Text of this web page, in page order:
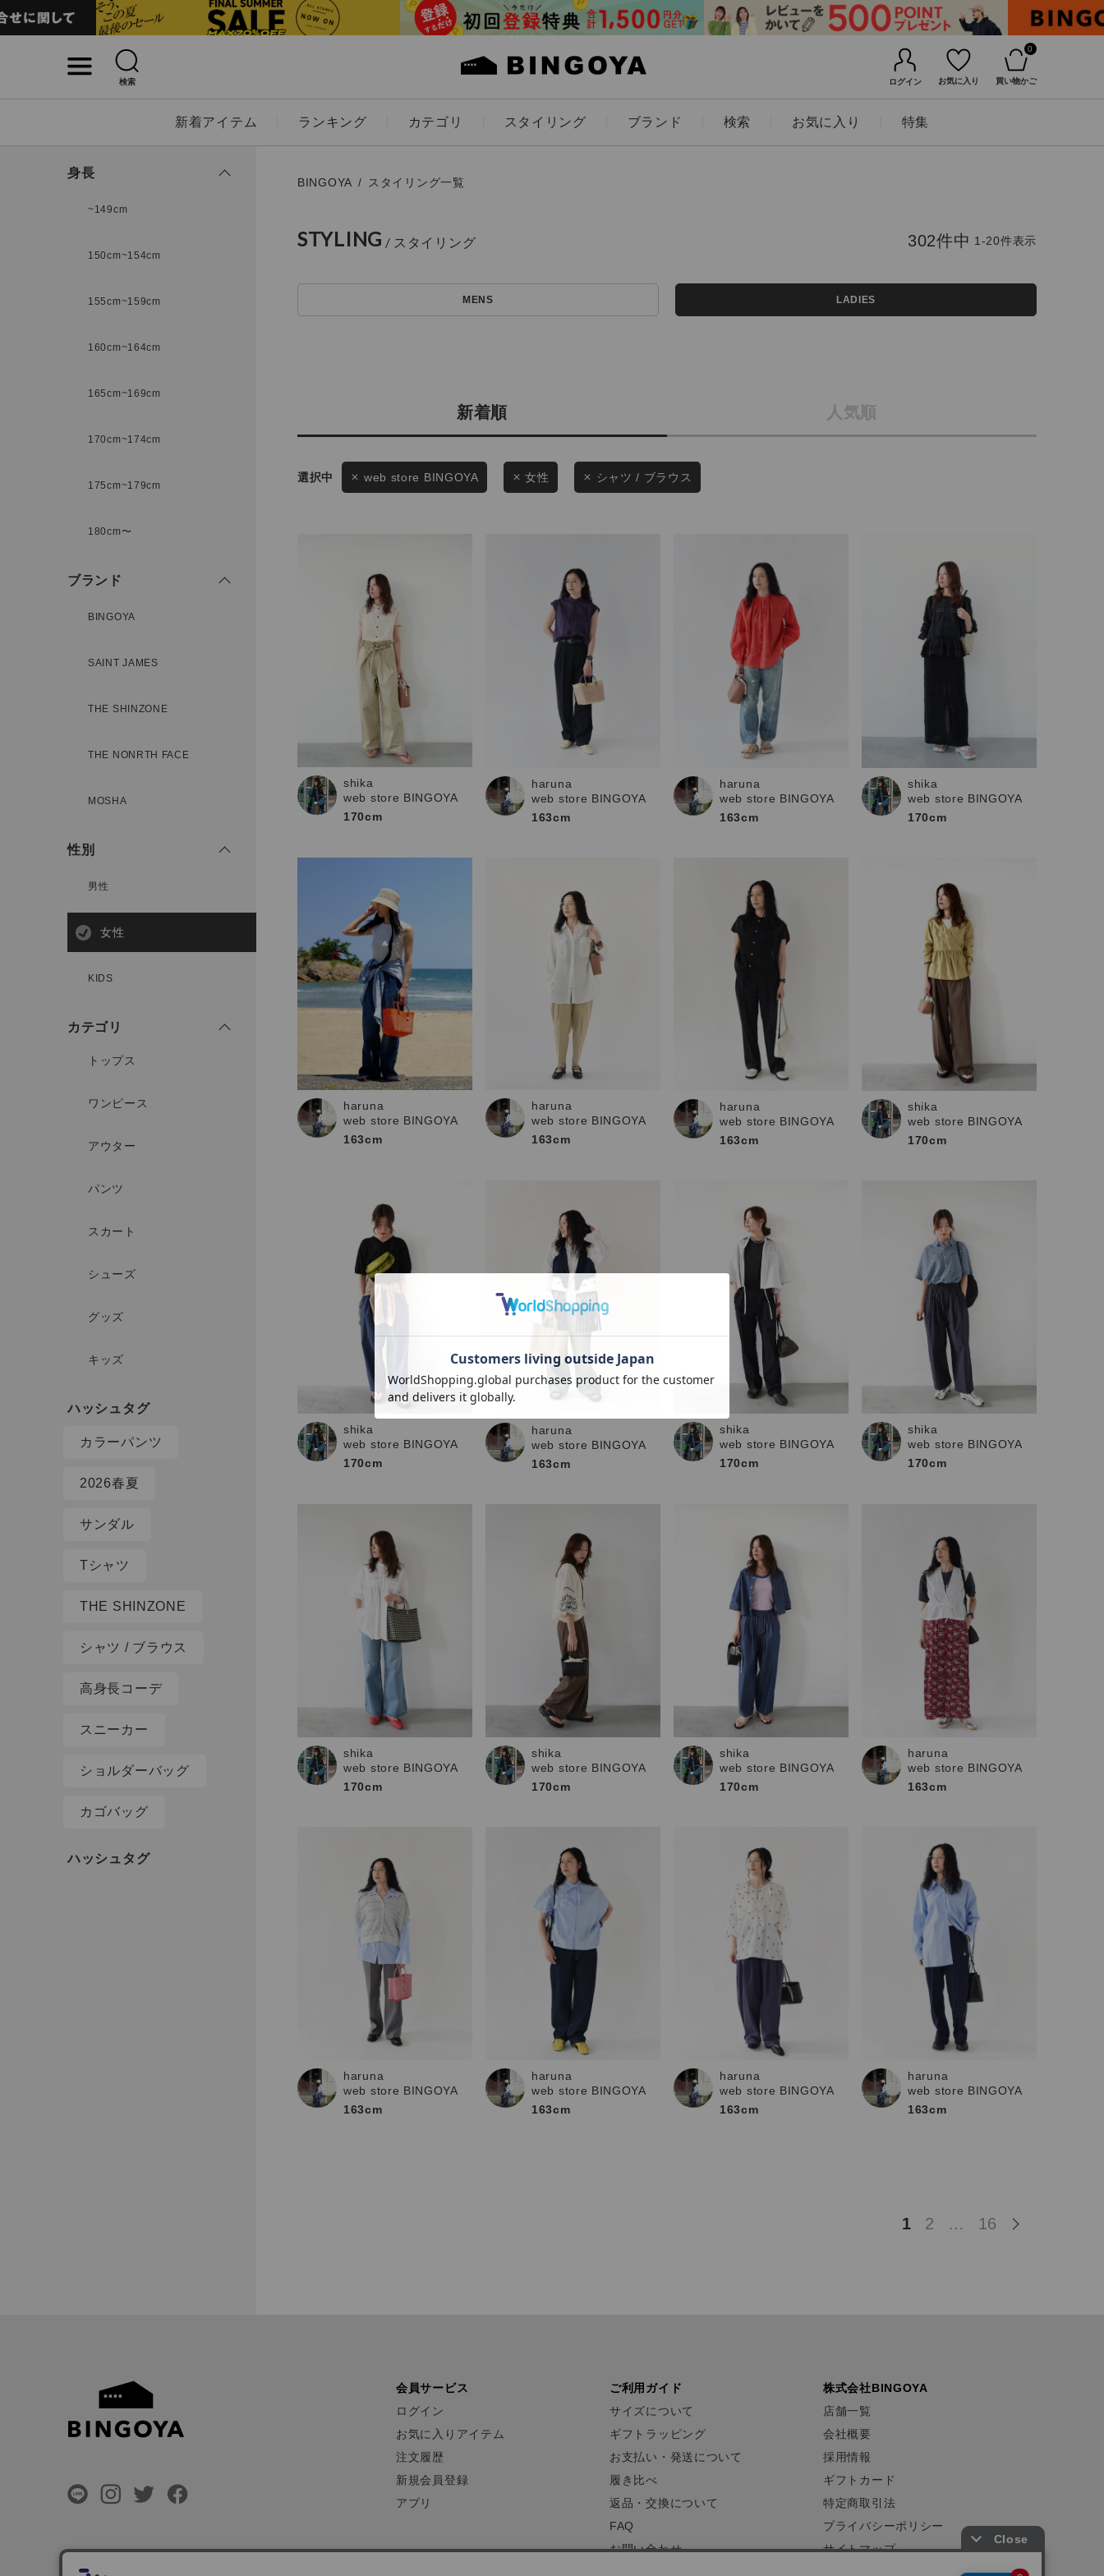
検索 ログイン お気に入り
0
買い物かご
新着アイテム ランキング カテゴリ スタイリング ブランド 検索 お気に入り 特集
条件絞り込み検索
カテゴリから探す
スタイリングから探す
ブランドから探す
店舗一覧
会社概要
お知らせ・ご利用ガイド
お知らせ
ご利用ガイド
ギフトラッピング
お問い合わせ
無料公式アプリダウンロード
キーワード
LADIES KIDS
価格
セール価格
在庫なし含む
この条件で絞り込む
身長
~149cm
150cm~154cm
155cm~159cm
160cm~164cm
165cm~169cm
170cm~174cm
175cm~179cm
180cm〜
ブランド
BINGOYA
SAINT JAMES
THE SHINZONE
THE NONRTH FACE
MOSHA
性別
男性
女性
KIDS
カテゴリ
トップス
ワンピース
アウター
パンツ
スカート
シューズ
グッズ
キッズ
カラーパンツ
2026春夏
サンダル
Tシャツ
THE SHINZONE
シャツ / ブラウス
高身長コーデ
スニーカー
ショルダーバッグ
カゴバッグ
BINGOYA スタイリング一覧
STYLING
MENS LADIES
新着順 人気順
302件中 1-20件表示
web store BINGOYA 女性 シャツ / ブラウス
shika
web store BINGOYA
170cm
haruna
web store BINGOYA
163cm
haruna
web store BINGOYA
163cm
shika
web store BINGOYA
170cm
haruna
web store BINGOYA
163cm
haruna
web store BINGOYA
163cm
haruna
web store BINGOYA
163cm
shika
web store BINGOYA
170cm
shika
web store BINGOYA
170cm
haruna
web store BINGOYA
163cm
shika
web store BINGOYA
170cm
shika
web store BINGOYA
170cm
shika
web store BINGOYA
170cm
shika
web store BINGOYA
170cm
shika
web store BINGOYA
170cm
haruna
web store BINGOYA
163cm
haruna
web store BINGOYA
163cm
haruna
web store BINGOYA
163cm
haruna
web store BINGOYA
163cm
haruna
web store BINGOYA
163cm
1 2 … 16
会員サービス
ログイン
お気に入りアイテム
注文履歴
新規会員登録
アプリ
ご利用ガイド
サイズについて
ギフトラッピング
お支払い・発送について
履き比べ
返品・交換について
FAQ
お問い合わせ
株式会社BINGOYA
店舗一覧
会社概要
採用情報
ギフトカード
特定商取引法
プライバシーポリシー
サイトマップ